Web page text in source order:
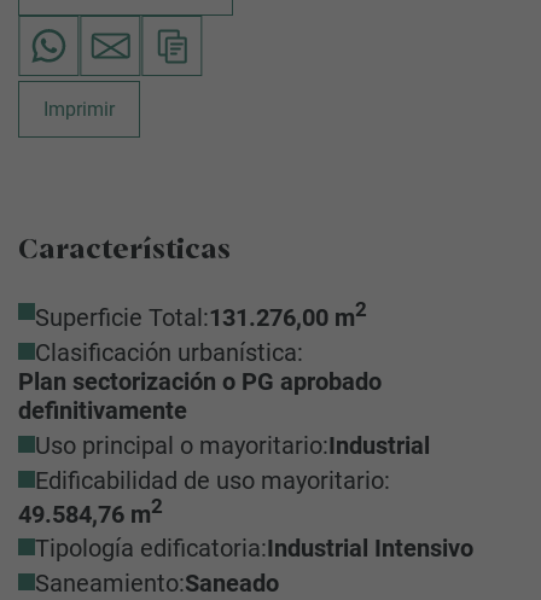
Imprimir
Características
Superficie Total:131.276,00 m2
Clasificación urbanística:
Plan sectorización o PG aprobado
definitivamente
Uso principal o mayoritario:Industrial
Edificabilidad de uso mayoritario:
49.584,76 m2
Tipología edificatoria:Industrial Intensivo
Saneamiento:Saneado